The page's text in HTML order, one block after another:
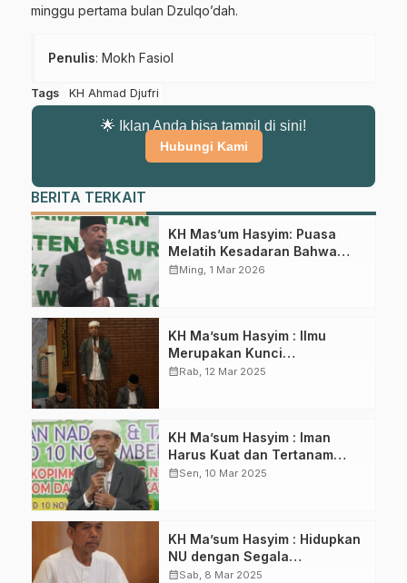
minggu pertama bulan Dzulqo’dah.
Penulis: Mokh Fasiol
Tags KH Ahmad Djufri
🌟 Iklan Anda bisa tampil di sini!
Hubungi Kami
BERITA TERKAIT
KH Mas’um Hasyim: Puasa
Melatih Kesadaran Bahwa
Manusia Selalu Diawasi Allah
calendar_monthMing, 1 Mar 2026
KH Ma’sum Hasyim : Ilmu
Merupakan Kunci
Kebahagiaan Dunia dan
calendar_monthRab, 12 Mar 2025
KH Ma’sum Hasyim : Iman
Harus Kuat dan Tertanam
Dalam Hati Seorang Mukmin
calendar_monthSen, 10 Mar 2025
KH Ma’sum Hasyim : Hidupkan
NU dengan Segala
Kemampuan
calendar_monthSab, 8 Mar 2025